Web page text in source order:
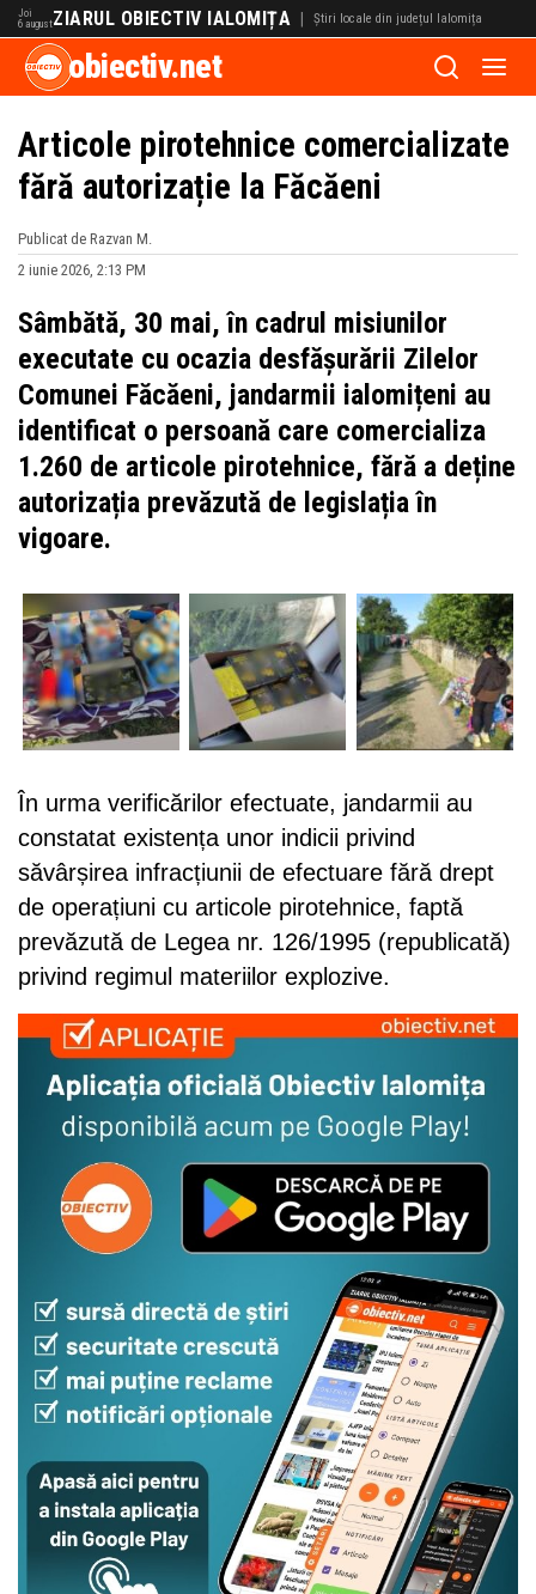
Joi
6 augustZIARUL OBIECTIV IALOMIȚA | Știri locale din județul Ialomița
obiectiv.net
Articole pirotehnice comercializate
fără autorizație la Făcăeni
Publicat de Razvan M.
2 iunie 2026, 2:13 PM
Sâmbătă, 30 mai, în cadrul misiunilor
executate cu ocazia desfășurării Zilelor
Comunei Făcăeni, jandarmii ialomițeni au
identificat o persoană care comercializa
1.260 de articole pirotehnice, fără a deține
autorizația prevăzută de legislația în
vigoare.
În urma verificărilor efectuate, jandarmii au
constatat existența unor indicii privind
săvârșirea infracțiunii de efectuare fără drept
de operațiuni cu articole pirotehnice, faptă
prevăzută de Legea nr. 126/1995 (republicată)
privind regimul materiilor explozive.